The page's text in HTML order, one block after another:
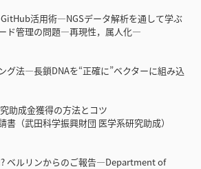
活用術―NGSデータ解析を通して学ぶ
ド管理の問題―再現性，属人化―
グ法―長鎖DNAを“正確に”ベクターに組み込
助成金獲得の方法とコツ
（武田科学振興財団 医学系研究助成）
ベルリンからのご報告―Department of